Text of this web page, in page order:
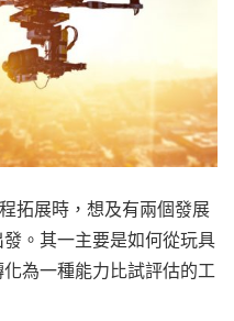
拓展時，想及有兩個發展
。其一主要是如何從玩具
為一種能力比試評估的工